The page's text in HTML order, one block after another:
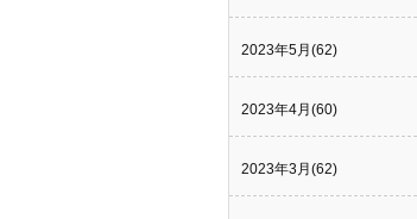
2023年5月(62)
2023年4月(60)
2023年3月(62)